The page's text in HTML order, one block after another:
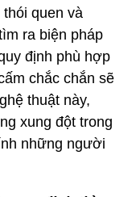
quen và
ra biện pháp
định phù hợp
chắc chắn sẽ
thuật này,
xung đột trong
những người